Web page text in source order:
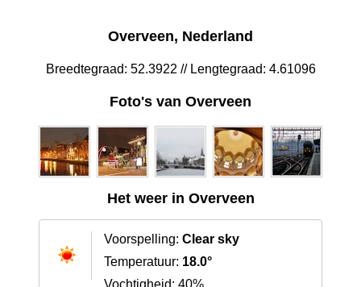
Overveen, Nederland
Breedtegraad: 52.3922 // Lengtegraad: 4.61096
Foto's van Overveen
Het weer in Overveen
Voorspelling: Clear sky
Temperatuur: 18.0°